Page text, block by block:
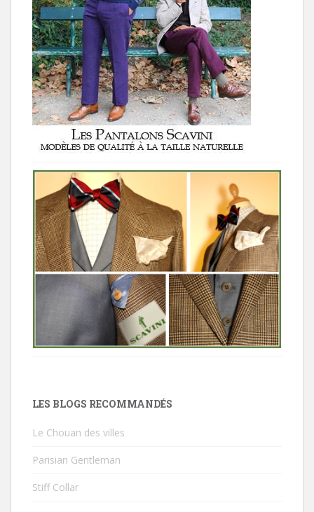
LES BLOGS RECOMMANDÉS
Le Chouan des villes
Parisian Gentleman
Stiff Collar